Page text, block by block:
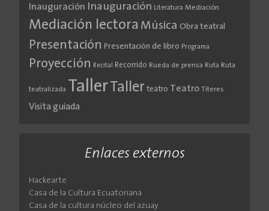
Inauguración Inauguración Literatura Mediación
Mediación lectora Música Obra teatral
Presentación Presentación de libro Programa
Proyección Recital Recorrido Rueda de prensa Ruta Ruta
teatralizada TallerTaller teatro Teatro Títeres
Visita guiada
Enlaces externos
Hackearte
Casa de la Cultura Ecuatoriana
Casa de la cultura núcleo del azuay